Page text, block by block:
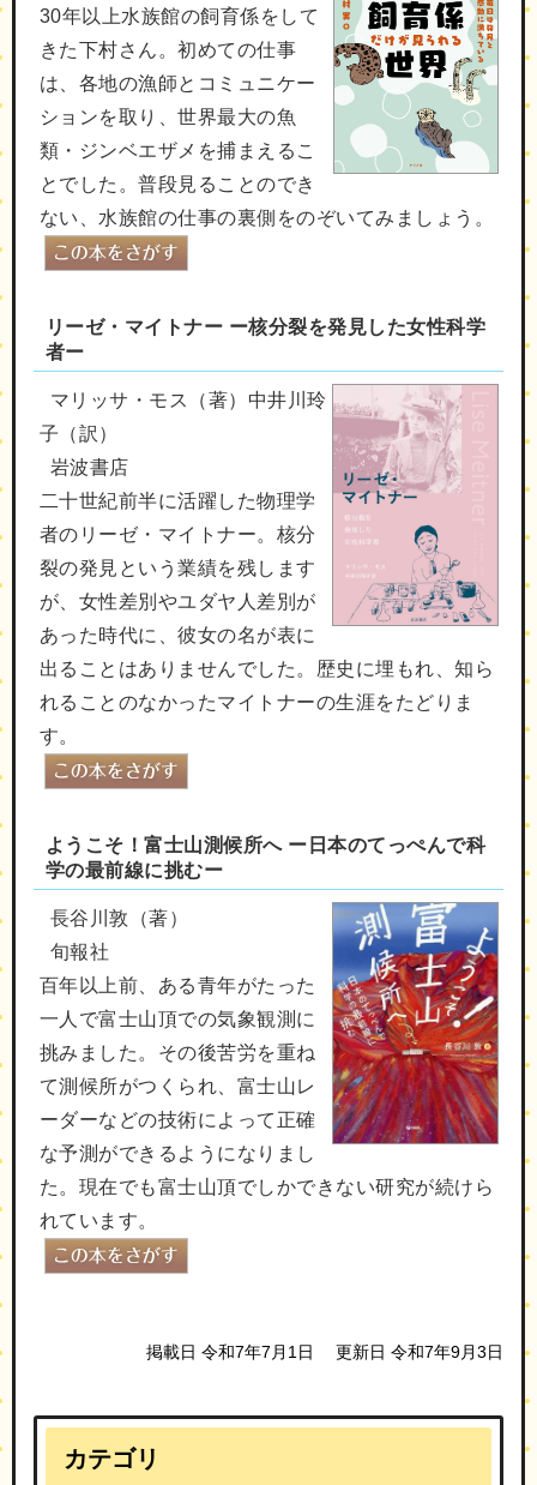
30年以上水族館の飼育係をして
きた下村さん。初めての仕事
は、各地の漁師とコミュニケー
ションを取り、世界最大の魚
類・ジンベエザメを捕まえるこ
とでした。普段見ることのでき
ない、水族館の仕事の裏側をのぞいてみましょう。
リーゼ・マイトナー ー核分裂を発見した女性科学
者ー
マリッサ・モス（著）中井川玲
子（訳）
岩波書店
二十世紀前半に活躍した物理学
者のリーゼ・マイトナー。核分
裂の発見という業績を残します
が、女性差別やユダヤ人差別が
あった時代に、彼女の名が表に
出ることはありませんでした。歴史に埋もれ、知ら
れることのなかったマイトナーの生涯をたどりま
す。
ようこそ！富士山測候所へ ー日本のてっぺんで科
学の最前線に挑むー
長谷川敦（著）
旬報社
百年以上前、ある青年がたった
一人で富士山頂での気象観測に
挑みました。その後苦労を重ね
て測候所がつくられ、富士山レ
ーダーなどの技術によって正確
な予測ができるようになりまし
た。現在でも富士山頂でしかできない研究が続けら
れています。
掲載日 令和7年7月1日 更新日 令和7年9月3日
カテゴリ